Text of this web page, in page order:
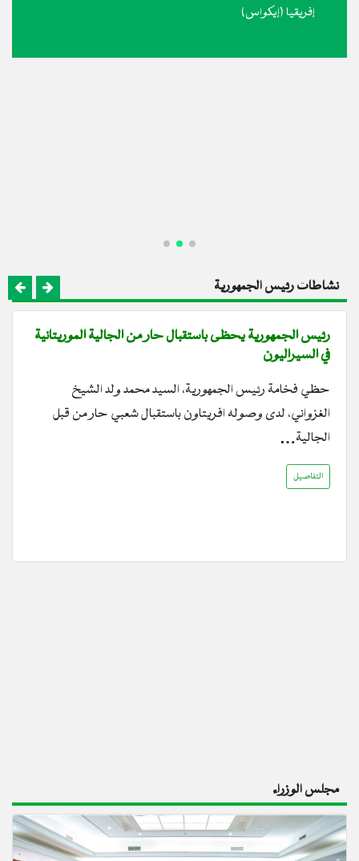
إفريقيا (إيكواس)
نشاطات رئيس الجمهورية
رئيس الجمهورية يحظى باستقبال حار من الجالية الموريتانية
في السيراليون
حظي فخامة رئيس الجمهورية، السيد محمد ولد الشيخ
الغزواني، لدى وصوله افريتاون باستقبال شعبي حار من قبل
الجالية…
التفاصيل
مجلس الوزراء